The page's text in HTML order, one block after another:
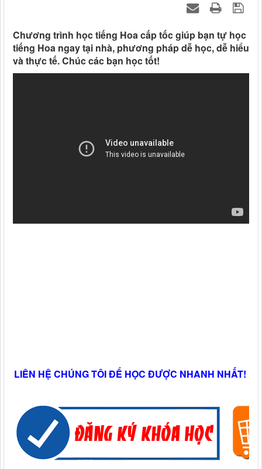
Chương trình học tiếng Hoa cấp tốc giúp bạn tự học
tiếng Hoa ngay tại nhà, phương pháp dễ học, dễ hiểu
và thực tế. Chúc các bạn học tốt!
LIÊN HỆ CHÚNG TÔI ĐỂ HỌC ĐƯỢC NHANH NHẤT!